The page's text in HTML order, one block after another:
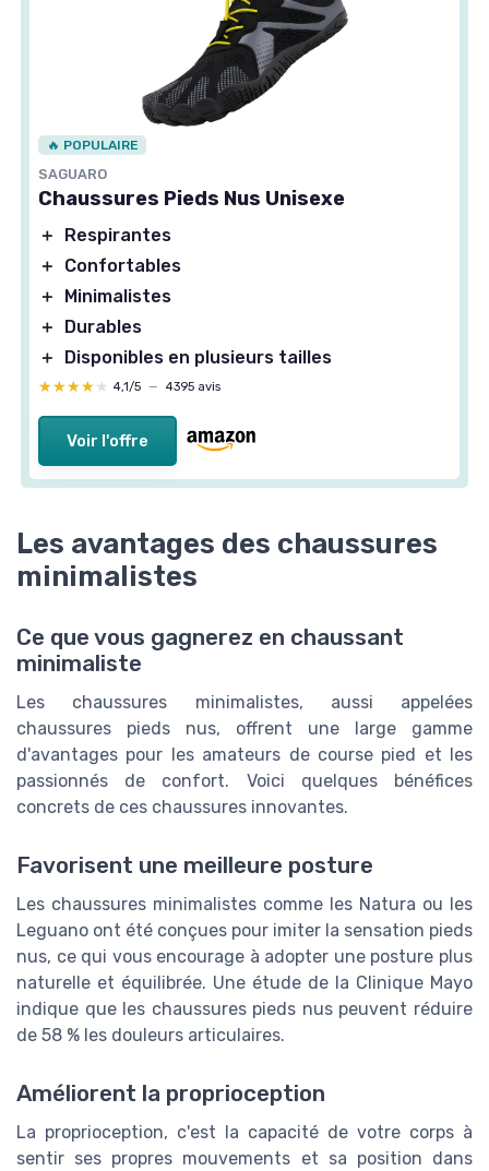
🔥 POPULAIRE
SAGUARO
Chaussures Pieds Nus Unisexe
＋
Respirantes
＋
Confortables
＋
Minimalistes
＋
Durables
＋
Disponibles en plusieurs tailles
★★★★★
★★★★★ 4,1/5 — 4395 avis
Voir l'offre
Les avantages des chaussures
minimalistes
Ce que vous gagnerez en chaussant
minimaliste
Les chaussures minimalistes, aussi appelées
chaussures pieds nus, offrent une large gamme
d'avantages pour les amateurs de course pied et les
passionnés de confort. Voici quelques bénéfices
concrets de ces chaussures innovantes.
Favorisent une meilleure posture
Les chaussures minimalistes comme les Natura ou les
Leguano ont été conçues pour imiter la sensation pieds
nus, ce qui vous encourage à adopter une posture plus
naturelle et équilibrée. Une étude de la Clinique Mayo
indique que les chaussures pieds nus peuvent réduire
de 58 % les douleurs articulaires.
Améliorent la proprioception
La proprioception, c'est la capacité de votre corps à
sentir ses propres mouvements et sa position dans